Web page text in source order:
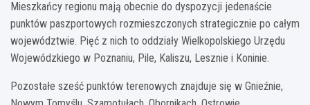
Mieszkańcy regionu mają obecnie do dyspozycji jedenaście
punktów paszportowych rozmieszczonych strategicznie po całym
województwie. Pięć z nich to oddziały Wielkopolskiego Urzędu
Wojewódzkiego w Poznaniu, Pile, Kaliszu, Lesznie i Koninie.
Pozostałe sześć punktów terenowych znajduje się w Gnieźnie,